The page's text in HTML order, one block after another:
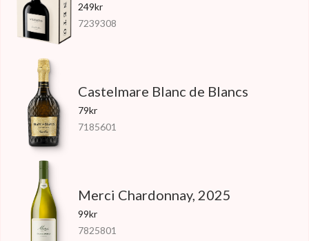
249kr
7239308
Castelmare Blanc de Blancs
79kr
7185601
Merci Chardonnay, 2025
99kr
7825801